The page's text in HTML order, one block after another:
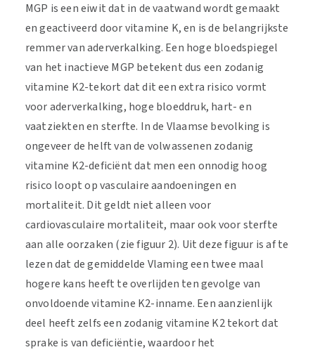
MGP is een eiwit dat in de vaatwand wordt gemaakt
en geactiveerd door vitamine K, en is de belangrijkste
remmer van aderverkalking. Een hoge bloedspiegel
van het inactieve MGP betekent dus een zodanig
vitamine K2-tekort dat dit een extra risico vormt
voor aderverkalking, hoge bloeddruk, hart- en
vaatziekten en sterfte. In de Vlaamse bevolking is
ongeveer de helft van de volwassenen zodanig
vitamine K2-deficiënt dat men een onnodig hoog
risico loopt op vasculaire aandoeningen en
mortaliteit. Dit geldt niet alleen voor
cardiovasculaire mortaliteit, maar ook voor sterfte
aan alle oorzaken (zie figuur 2). Uit deze figuur is af te
lezen dat de gemiddelde Vlaming een twee maal
hogere kans heeft te overlijden ten gevolge van
onvoldoende vitamine K2-inname. Een aanzienlijk
deel heeft zelfs een zodanig vitamine K2 tekort dat
sprake is van deficiëntie, waardoor het